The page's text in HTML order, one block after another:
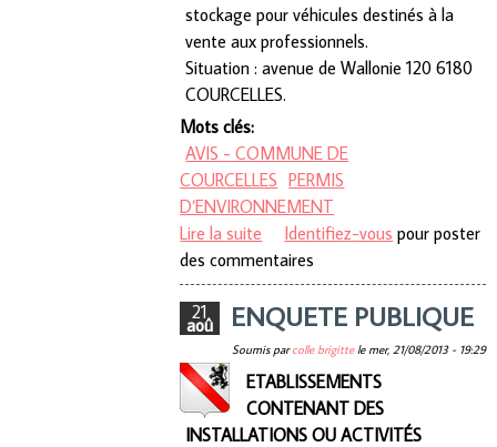
stockage pour véhicules destinés à la
vente aux professionnels.
Situation : avenue de Wallonie 120 6180
COURCELLES.
Mots clés:
AVIS - COMMUNE DE
COURCELLES PERMIS
D’ENVIRONNEMENT
Lire la suite de AVIS - COMMUNE DE
COURCELLES
Identifiez-vous pour poster
des commentaires
21
aoû ENQUETE PUBLIQUE
Soumis parcolle brigittele mer, 21/08/2013 - 19:29
ETABLISSEMENTS
CONTENANT DES
INSTALLATIONS OU ACTIVITÉS